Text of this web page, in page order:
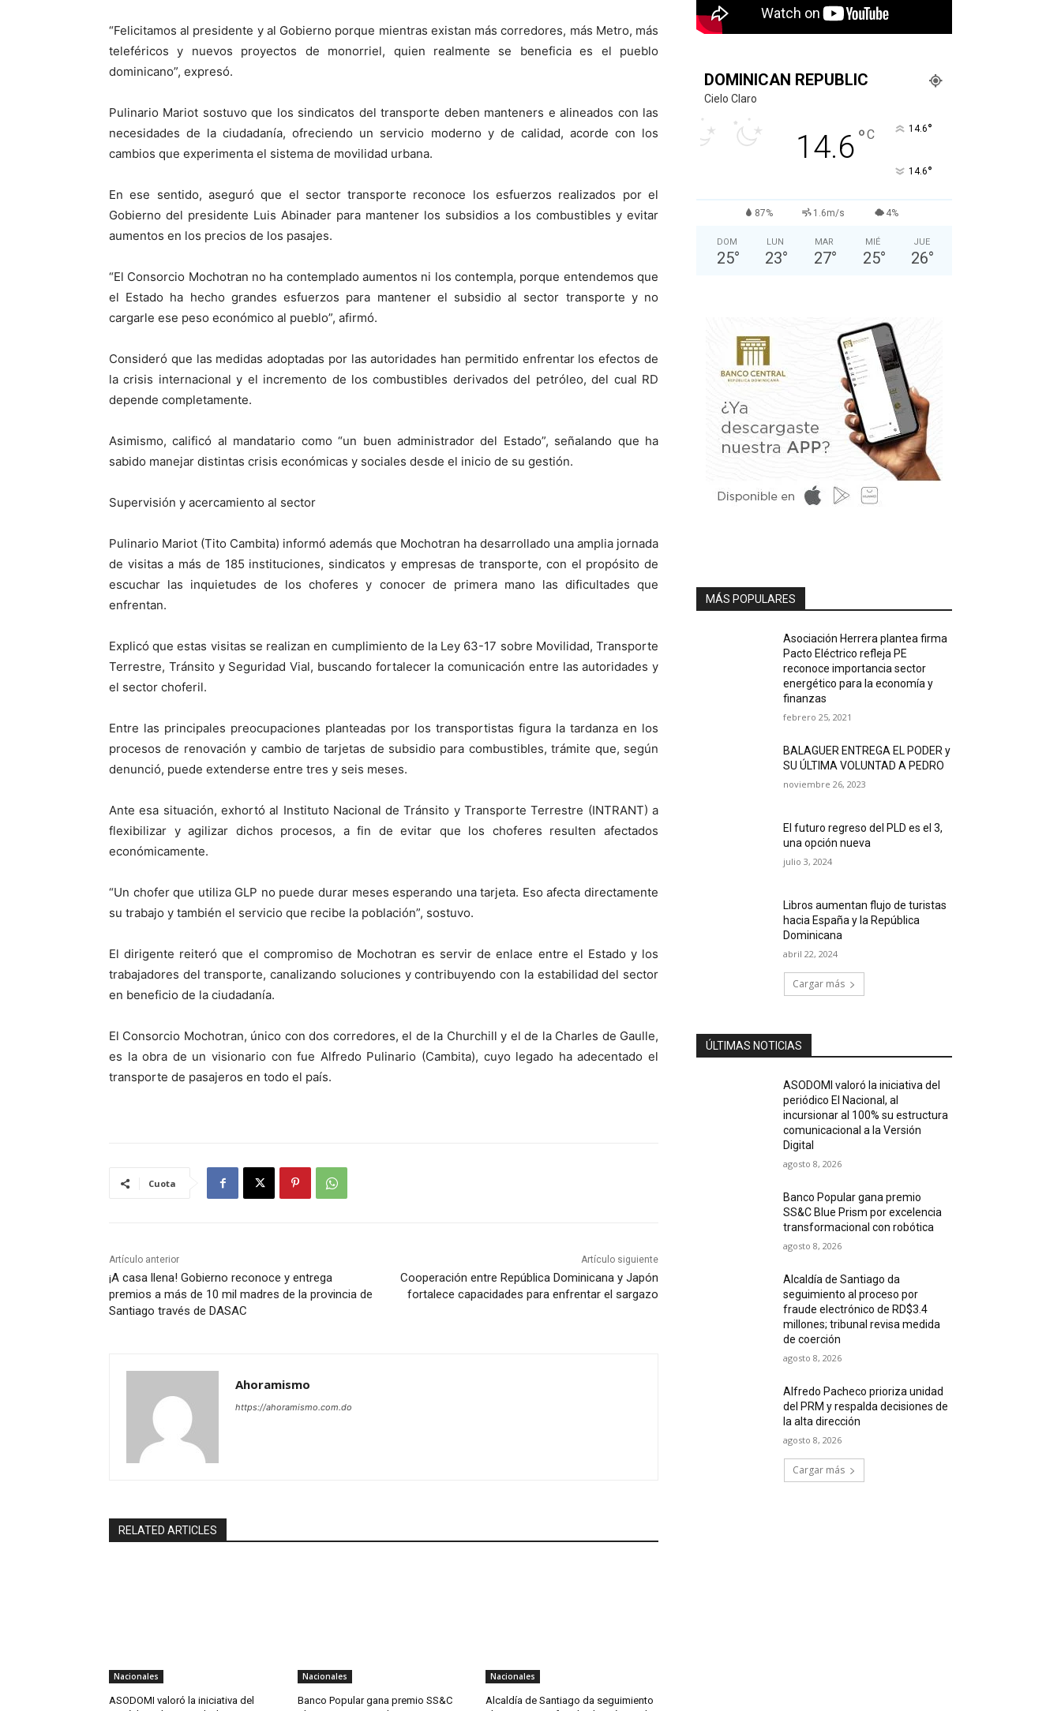
“Felicitamos al presidente y al Gobierno porque mientras existan más corredores, más Metro, más
teleféricos y nuevos proyectos de monorriel, quien realmente se beneficia es el pueblo
dominicano”, expresó.
Pulinario Mariot sostuvo que los sindicatos del transporte deben manteners e alineados con las
necesidades de la ciudadanía, ofreciendo un servicio moderno y de calidad, acorde con los
cambios que experimenta el sistema de movilidad urbana.
En ese sentido, aseguró que el sector transporte reconoce los esfuerzos realizados por el
Gobierno del presidente Luis Abinader para mantener los subsidios a los combustibles y evitar
aumentos en los precios de los pasajes.
“El Consorcio Mochotran no ha contemplado aumentos ni los contempla, porque entendemos que
el Estado ha hecho grandes esfuerzos para mantener el subsidio al sector transporte y no
cargarle ese peso económico al pueblo”, afirmó.
Consideró que las medidas adoptadas por las autoridades han permitido enfrentar los efectos de
la crisis internacional y el incremento de los combustibles derivados del petróleo, del cual RD
depende completamente.
Asimismo, calificó al mandatario como “un buen administrador del Estado”, señalando que ha
sabido manejar distintas crisis económicas y sociales desde el inicio de su gestión.
Supervisión y acercamiento al sector
Pulinario Mariot (Tito Cambita) informó además que Mochotran ha desarrollado una amplia jornada
de visitas a más de 185 instituciones, sindicatos y empresas de transporte, con el propósito de
escuchar las inquietudes de los choferes y conocer de primera mano las dificultades que
enfrentan.
Explicó que estas visitas se realizan en cumplimiento de la Ley 63-17 sobre Movilidad, Transporte
Terrestre, Tránsito y Seguridad Vial, buscando fortalecer la comunicación entre las autoridades y
el sector choferil.
Entre las principales preocupaciones planteadas por los transportistas figura la tardanza en los
procesos de renovación y cambio de tarjetas de subsidio para combustibles, trámite que, según
denunció, puede extenderse entre tres y seis meses.
Ante esa situación, exhortó al Instituto Nacional de Tránsito y Transporte Terrestre (INTRANT) a
flexibilizar y agilizar dichos procesos, a fin de evitar que los choferes resulten afectados
económicamente.
“Un chofer que utiliza GLP no puede durar meses esperando una tarjeta. Eso afecta directamente
su trabajo y también el servicio que recibe la población”, sostuvo.
El dirigente reiteró que el compromiso de Mochotran es servir de enlace entre el Estado y los
trabajadores del transporte, canalizando soluciones y contribuyendo con la estabilidad del sector
en beneficio de la ciudadanía.
El Consorcio Mochotran, único con dos corredores, el de la Churchill y el de la Charles de Gaulle,
es la obra de un visionario con fue Alfredo Pulinario (Cambita), cuyo legado ha adecentado el
transporte de pasajeros en todo el país.
Cuota
Artículo anterior
¡A casa llena! Gobierno reconoce y entrega
premios a más de 10 mil madres de la provincia de
Santiago través de DASAC
Artículo siguiente
Cooperación entre República Dominicana y Japón
fortalece capacidades para enfrentar el sargazo
Ahoramismo
https://ahoramismo.com.do
RELATED ARTICLES
Nacionales
ASODOMI valoró la iniciativa del
Nacionales
Banco Popular gana premio SS&C
Nacionales
Alcaldía de Santiago da seguimiento
DOMINICAN REPUBLIC
Cielo Claro
14.6°C 14.6°
14.6°
87% 1.6m/s 4%
DOM
25°
LUN
23°
MAR
27°
MIÉ
25°
JUE
26°
MÁS POPULARES
Asociación Herrera plantea firma
Pacto Eléctrico refleja PE
reconoce importancia sector
energético para la economía y
finanzas
febrero 25, 2021
BALAGUER ENTREGA EL PODER y
SU ÚLTIMA VOLUNTAD A PEDRO
noviembre 26, 2023
El futuro regreso del PLD es el 3,
una opción nueva
julio 3, 2024
Libros aumentan flujo de turistas
hacia España y la República
Dominicana
abril 22, 2024
Cargar más
ÚLTIMAS NOTICIAS
ASODOMI valoró la iniciativa del
periódico El Nacional, al
incursionar al 100% su estructura
comunicacional a la Versión
Digital
agosto 8, 2026
Banco Popular gana premio
SS&C Blue Prism por excelencia
transformacional con robótica
agosto 8, 2026
Alcaldía de Santiago da
seguimiento al proceso por
fraude electrónico de RD$3.4
millones; tribunal revisa medida
de coerción
agosto 8, 2026
Alfredo Pacheco prioriza unidad
del PRM y respalda decisiones de
la alta dirección
agosto 8, 2026
Cargar más